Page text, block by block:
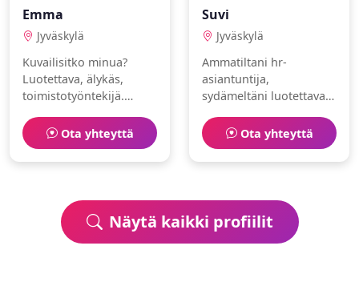
Emma
Jyväskylä
Kuvailisitko minua?
Luotettava, älykäs,
toimistotyöntekijä.
sukellus.Ota yhteyttä
Suvi
Jyväskylä
Ammatiltani hr-
asiantuntija,
sydämeltäni luotettava.
ja lemmikit. Toivon
löytäväni
lämminhenkisen
Ota yhteyttä
Näytä kaikki profiilit